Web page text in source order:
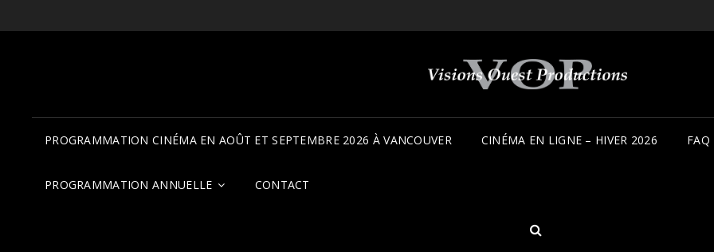
PROGRAMMATION CINÉMA EN AOÛT ET SEPTEMBRE 2026 À VANCOUVER CINÉMA EN LIGNE – HIVER 2026 FAQ
PROGRAMMATION ANNUELLE CONTACT
SEARCH